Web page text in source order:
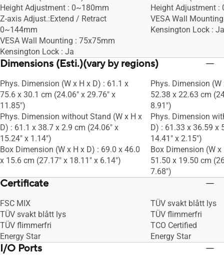
Height Adjustment : 0~180mm
Z-axis Adjust.:Extend / Retract
0~144mm
VESA Wall Mounting : 75x75mm
Kensington Lock : Ja
Height Adjustment :
VESA Wall
Kensington Lock : Ja
Dimensions (Esti.)(vary by regions)
Phys. Dimension (W x H x D) : 61.1 x
75.6 x 30.1 cm (24.06" x 29.76" x
11.85")
Phys. Dimension without Stand (W x H x
D) : 61.1 x 38.7 x 2.9 cm (24.06" x
15.24" x 1.14")
Box Dimension (W x H x D) : 69.0 x 46.0
x 15.6 cm (27.17" x 18.11" x 6.14")
Phys. Dimension
52.38 x 22.63 cm
8.91")
Phys. Dimension
D) : 61.33 x 36.59 x
14.41" x 2.15")
Box Dimension (W
51.50 x 19.50 cm
7.68")
Certificate
FSC MIX
TÜV svakt blått lys
TÜV flimmerfri
Energy Star
TÜV svakt blått lys
TÜV flimmerfri
TCO Certified
Energy Star
I/O Ports